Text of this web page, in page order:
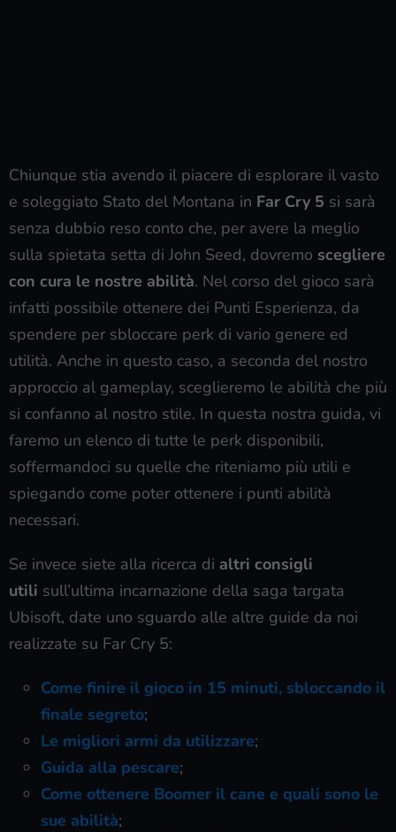
Chiunque stia avendo il piacere di esplorare il vasto
e soleggiato Stato del Montana in Far Cry 5 si sarà
senza dubbio reso conto che, per avere la meglio
sulla spietata setta di John Seed, dovremo scegliere
con cura le nostre abilità. Nel corso del gioco sarà
infatti possibile ottenere dei Punti Esperienza, da
spendere per sbloccare perk di vario genere ed
utilità. Anche in questo caso, a seconda del nostro
approccio al gameplay, sceglieremo le abilità che più
si confanno al nostro stile. In questa nostra guida, vi
faremo un elenco di tutte le perk disponibili,
soffermandoci su quelle che riteniamo più utili e
spiegando come poter ottenere i punti abilità
necessari.
Se invece siete alla ricerca di altri consigli
utili sull’ultima incarnazione della saga targata
Ubisoft, date uno sguardo alle altre guide da noi
realizzate su Far Cry 5:
Come finire il gioco in 15 minuti, sbloccando il
finale segreto;
Le migliori armi da utilizzare;
Guida alla pescare;
Come ottenere Boomer il cane e quali sono le
sue abilità;